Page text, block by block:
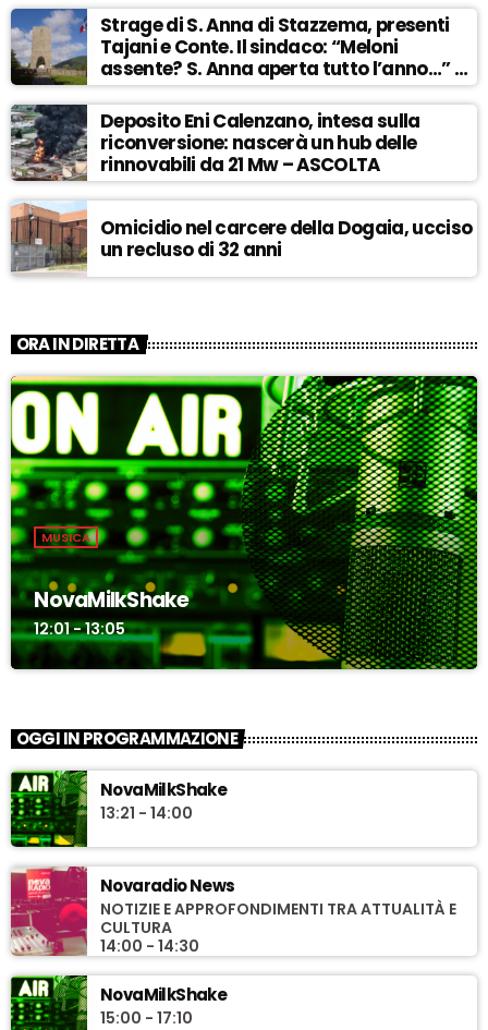
Strage di S. Anna di Stazzema, presenti
Tajani e Conte. Il sindaco: “Meloni
assente? S. Anna aperta tutto l’anno…” –
ASCOLTA
Deposito Eni Calenzano, intesa sulla
riconversione: nascerà un hub delle
rinnovabili da 21 Mw – ASCOLTA
Omicidio nel carcere della Dogaia, ucciso
un recluso di 32 anni
ORA IN DIRETTA
MUSICA
NovaMilkShake
12:01 - 13:05
OGGI IN PROGRAMMAZIONE
NovaMilkShake
13:21 - 14:00
Novaradio News
NOTIZIE E APPROFONDIMENTI TRA ATTUALITÀ E
CULTURA
14:00 - 14:30
NovaMilkShake
15:00 - 17:10